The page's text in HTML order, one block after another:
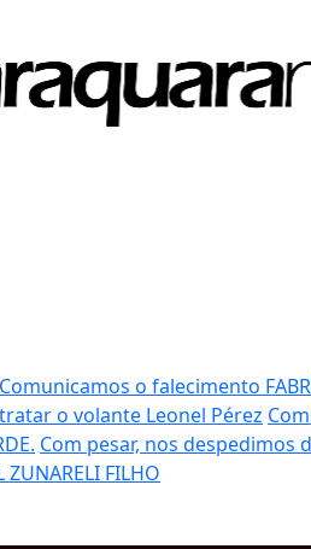
Comunicamos o falecimento
o volante Leonel Pérez
Com pesar, nos despedimos
FILHO